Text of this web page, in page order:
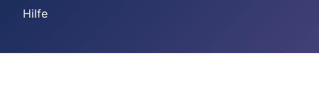
Hilfe